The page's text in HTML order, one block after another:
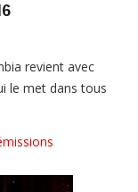
revient avec
le met dans tous